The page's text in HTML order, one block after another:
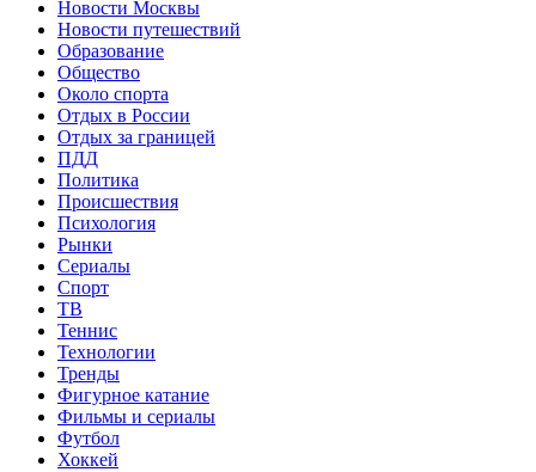
Новости Москвы
Новости путешествий
Образование
Общество
Около спорта
Отдых в России
Отдых за границей
ПДД
Политика
Происшествия
Психология
Рынки
Сериалы
Спорт
ТВ
Теннис
Технологии
Тренды
Фигурное катание
Фильмы и сериалы
Футбол
Хоккей